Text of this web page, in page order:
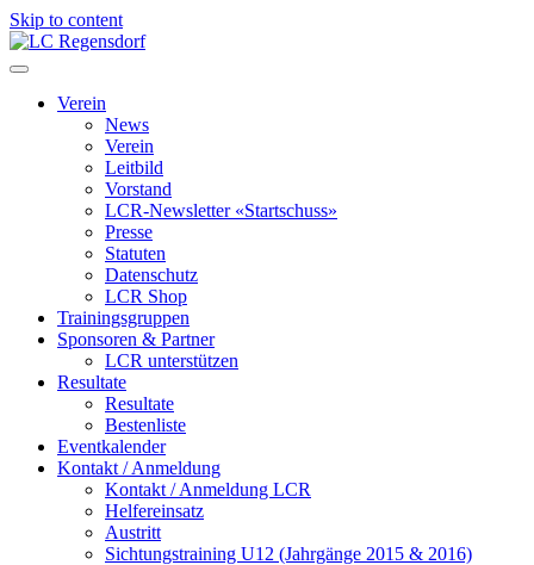
Skip to content
LC Regensdorf
Verein
News
Verein
Leitbild
Vorstand
LCR-Newsletter «Startschuss»
Presse
Statuten
Datenschutz
LCR Shop
Trainingsgruppen
Sponsoren & Partner
LCR unterstützen
Resultate
Resultate
Bestenliste
Eventkalender
Kontakt / Anmeldung
Kontakt / Anmeldung LCR
Helfereinsatz
Austritt
Sichtungstraining U12 (Jahrgänge 2015 & 2016)